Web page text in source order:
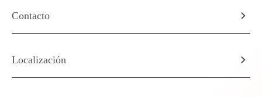
Contacto
Localización